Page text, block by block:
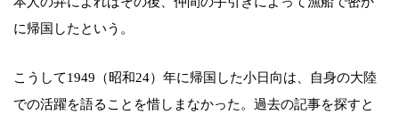
に帰国したという。
こうして1949（昭和24）年に帰国した小日向は、自身の大陸
での活躍を語ることを惜しまなかった。過去の記事を探すと